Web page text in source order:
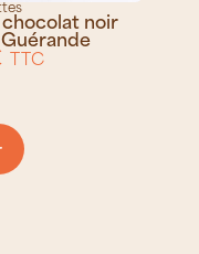
chocolat noir
Guérande
TTC